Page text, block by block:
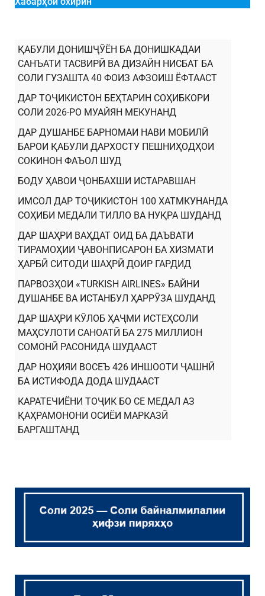
ҚАБУЛИ ДОНИШҶӮЁН БА ДОНИШКАДАИ
САНЪАТИ ТАСВИРӢ ВА ДИЗАЙН НИСБАТ БА
СОЛИ ГУЗАШТА 40 ФОИЗ АФЗОИШ ЁФТААСТ
ДАР ТОҶИКИСТОН БЕҲТАРИН СОҲИБКОРИ
СОЛИ 2026-РО МУАЙЯН МЕКУНАНД
ДАР ДУШАНБЕ БАРНОМАИ НАВИ МОБИЛӢ
БАРОИ ҚАБУЛИ ДАРХОСТУ ПЕШНИҲОДҲОИ
СОКИНОН ФАЪОЛ ШУД
БОДУ ҲАВОИ ҶОНБАХШИ ИСТАРАВШАН
ИМСОЛ ДАР ТОҶИКИСТОН 100 ХАТМКУНАНДА
СОҲИБИ МЕДАЛИ ТИЛЛО ВА НУҚРА ШУДАНД
ДАР ШАҲРИ ВАҲДАТ ОИД БА ДАЪВАТИ
ТИРАМОҲИИ ҶАВОНПИСАРОН БА ХИЗМАТИ
ҲАРБӢ СИТОДИ ШАҲРӢ ДОИР ГАРДИД
ПАРВОЗҲОИ «TURKISH AIRLINES» БАЙНИ
ДУШАНБЕ ВА ИСТАНБУЛ ҲАРРӮЗА ШУДАНД
ДАР ШАҲРИ КӮЛОБ ҲАҶМИ ИСТЕҲСОЛИ
МАҲСУЛОТИ САНОАТӢ БА 275 МИЛЛИОН
СОМОНӢ РАСОНИДА ШУДААСТ
ДАР НОҲИЯИ ВОСЕЪ 426 ИНШООТИ ҶАШНӢ
БА ИСТИФОДА ДОДА ШУДААСТ
КАРАТЕЧИЁНИ ТОҶИК БО СЕ МЕДАЛ АЗ
ҚАҲРАМОНОНИ ОСИЁИ МАРКАЗӢ
БАРГАШТАНД